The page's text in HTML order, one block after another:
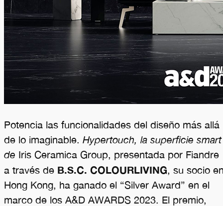
Potencia las funcionalidades del diseño más allá
de lo imaginable. Hypertouch, la superficie smart
de Iris Ceramica Group, presentada por Fiandre
a través de B.S.C. COLOURLIVING , su socio
Hong Kong, ha ganado el “Silver Award” en el
marco de los A&D AWARDS 2023. El premio,